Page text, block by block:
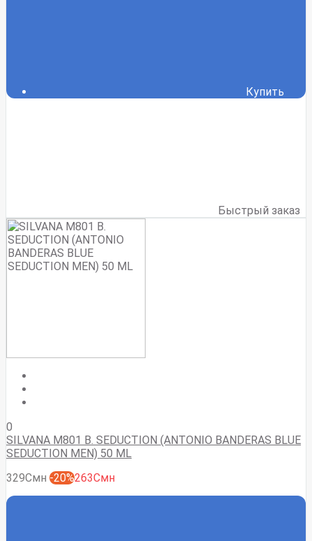
Купить
Быстрый заказ
0
SILVANA M801 B. SEDUCTION (ANTONIO BANDERAS BLUE
SEDUCTION MEN) 50 ML
329Смн -20%263Смн